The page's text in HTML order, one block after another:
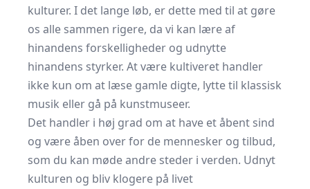
kulturer. I det lange løb, er dette med til at gøre
os alle sammen rigere, da vi kan lære af
hinandens forskelligheder og udnytte
hinandens styrker. At være kultiveret handler
ikke kun om at læse gamle digte, lytte til klassisk
musik eller gå på kunstmuseer.
Det handler i høj grad om at have et åbent sind
og være åben over for de mennesker og tilbud,
som du kan møde andre steder i verden. Udnyt
kulturen og bliv klogere på livet